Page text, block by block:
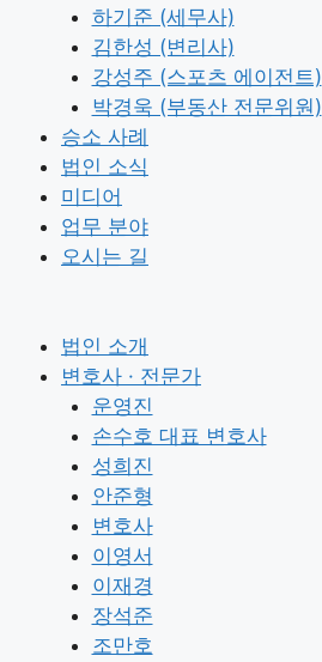
하기준 (세무사)
김한성 (변리사)
강성주 (스포츠 에이전트)
박경욱 (부동산 전문위원)
승소 사례
법인 소식
미디어
업무 분야
오시는 길
법인 소개
변호사 · 전문가
운영진
손수호 대표 변호사
성희진
안준형
변호사
이영서
이재경
장석준
조만호